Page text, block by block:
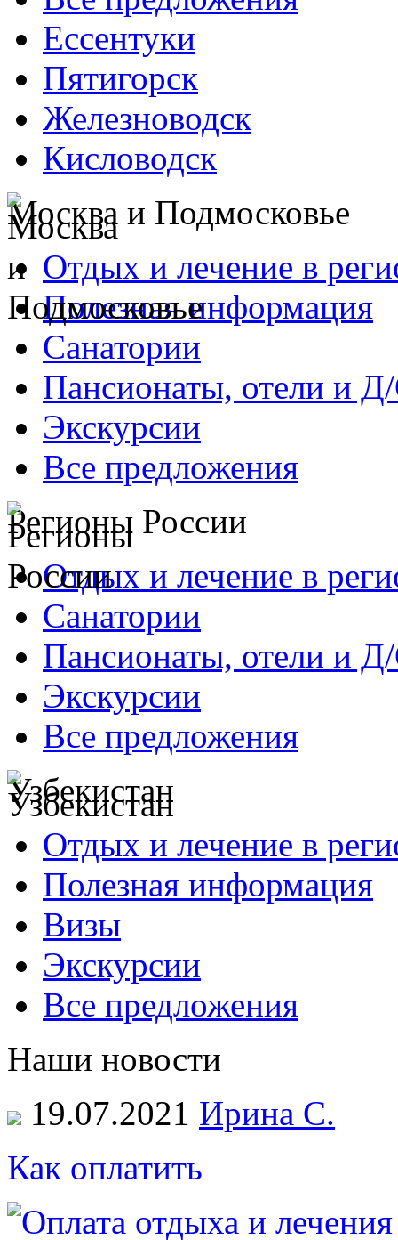
Ессентуки
Пятигорск
Железноводск
Кисловодск
Москва и Подмосковье
Отдых и лечение в
Полезная информация
Санатории
Пансионаты, отели и
Экскурсии
Все предложения
Регионы России
Отдых и лечение в
Санатории
Пансионаты, отели и
Экскурсии
Все предложения
Узбекистан
Отдых и лечение в
Полезная информация
Визы
Экскурсии
Все предложения
Наши новости
19.07.2021 Ирина С.
Как оплатить